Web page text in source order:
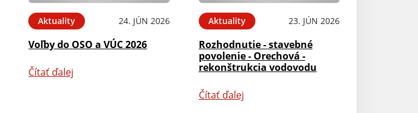
Aktuality 24. JÚN 2026
Voľby do OSO a VÚC 2026
Čítať ďalej
Aktuality 23. JÚN 2026
Rozhodnutie - stavebné
povolenie - Orechová -
rekonštrukcia vodovodu
Čítať ďalej